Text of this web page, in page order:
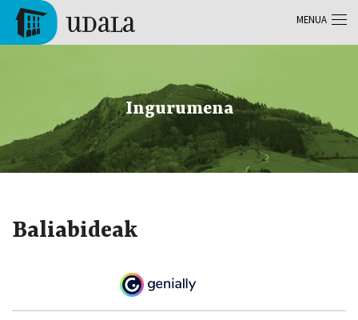
Skip to main content
Ingurumena
Baliabideak
MENUA